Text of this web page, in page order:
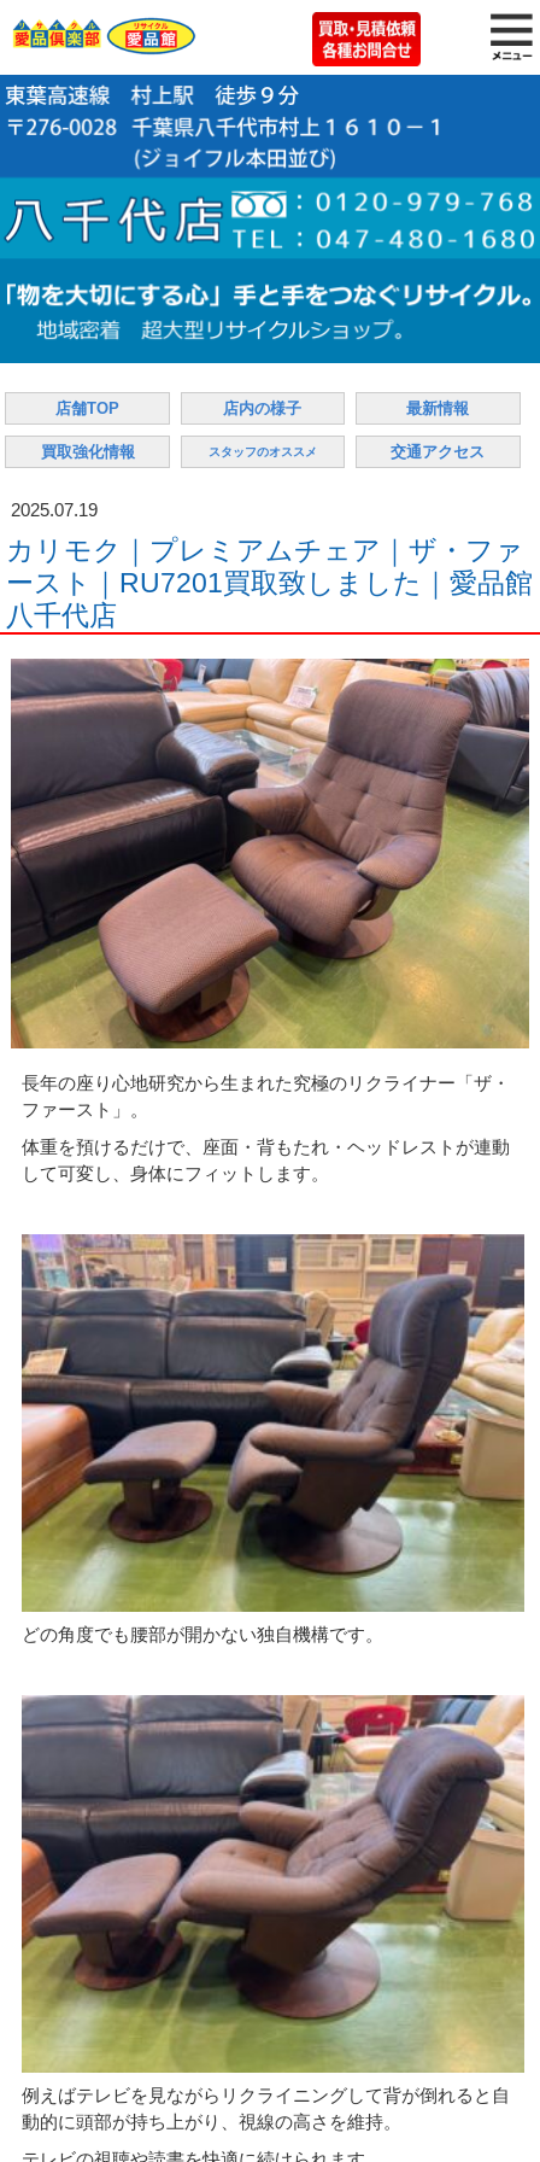
店舗TOP 店内の様子 最新情報
買取強化情報 スタッフのオススメ 交通アクセス
2025.07.19
カリモク｜プレミアムチェア｜ザ・ファ
ースト｜RU7201買取致しました｜愛品館
八千代店
長年の座り心地研究から生まれた究極のリクライナー「ザ・
ファースト」。
体重を預けるだけで、座面・背もたれ・ヘッドレストが連動
して可変し、身体にフィットします。
どの角度でも腰部が開かない独自機構です。
例えばテレビを見ながらリクライニングして背が倒れると自
動的に頭部が持ち上がり、視線の高さを維持。